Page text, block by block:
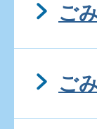
ご
ご